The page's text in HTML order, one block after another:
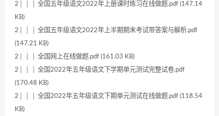
2│ │ │ 全国五年级语文2022年上册课时练习在线做题.pdf (147.14
KB)
2│ │ │ 全国五年级语文2022年上半期期末考试带答案与解析.pdf
(147.21 KB)
2│ │ │ 全国网上在线做题.pdf (161.03 KB)
2│ │ │ 全国2022年五年级语文下学期单元测试完整试卷.pdf
(170.48 KB)
2│ │ │ 全国2022年五年级语文下期单元测试在线做题.pdf (118.54
KB)